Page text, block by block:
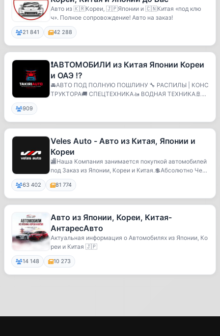
Авто из 🇰🇷Кореи, 🇯🇵Японии и 🇨🇳Китая «под клю
ч». Полное сопровождение! Авто на заказ!
21 841 42 288
❗️АВТОМОБИЛИ из Китая Японии Кореи
и ОАЭ ⁉️
🚘АВТО ПОД ПОЛНУЮ ПОШЛИНУ 🔧 РАСПИЛЫ | КОНС
ТРУКТОРА🚚 СПЕЦТЕХНИКА🚤 ВОДНАЯ ТЕХНИКА🚢Д
909
Veles Auto - Авто из Китая, Японии и
Кореи
🏬Наша Компания занимается покупкой автомобилей
под Заказ из Японии, Кореи и Китая.💲Абсолютно Чес
т...
63 402 81 774
Авто из Японии, Кореи, Китая-
АнтаресАвто
Актуальная информация о Автомобилях из Японии, Ко
реи и Китая 🇯🇵
14 148 10 273